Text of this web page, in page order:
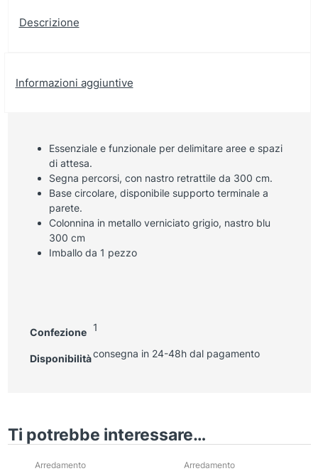
Descrizione
Informazioni aggiuntive
Essenziale e funzionale per delimitare aree e spazi
di attesa.
Segna percorsi, con nastro retrattile da 300 cm.
Base circolare, disponibile supporto terminale a
parete.
Colonnina in metallo verniciato grigio, nastro blu
300 cm
Imballo da 1 pezzo
Confezione 1
Disponibilitàconsegna in 24-48h dal pagamento
Ti potrebbe interessare…
Arredamento Arredamento